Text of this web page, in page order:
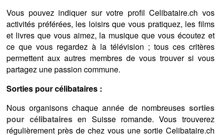
Vous pouvez indiquer sur votre profil Celibataire.ch vos
activités préférées, les loisirs que vous pratiquez, les films
et livres que vous aimez, la musique que vous écoutez et
ce que vous regardez à la télévision ; tous ces critères
permettent aux autres membres de vous trouver si vous
partagez une passion commune.
Sorties pour célibataires :
Nous organisons chaque année de nombreuses sorties
pour célibatairesen Suisse romande. Vous trouverez
régulièrement près de chez vous une sortie Celibataire.ch